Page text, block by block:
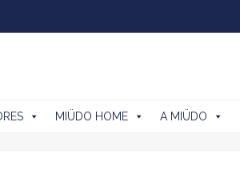
MIÜDO HOME A MIÜDO